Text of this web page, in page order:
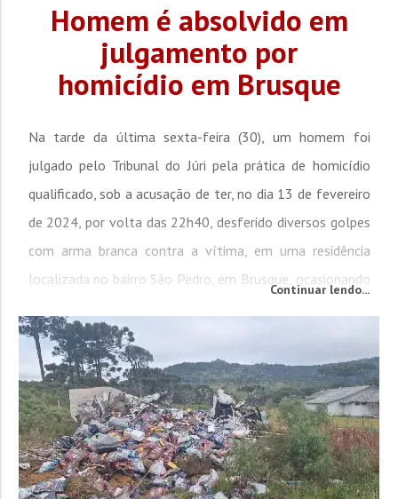
Homem é absolvido em
julgamento por
homicídio em Brusque
Na tarde da última sexta-feira (30), um homem foi
julgado pelo Tribunal do Júri pela prática de homicídio
qualificado, sob a acusação de ter, no dia 13 de fevereiro
de 2024, por volta das 22h40, desferido diversos golpes
com arma branca contra a vítima, em uma residência
localizada no bairro São Pedro, em Brusque, ocasionando
secreta, o Conselho de Sentença...
Continuar lendo...